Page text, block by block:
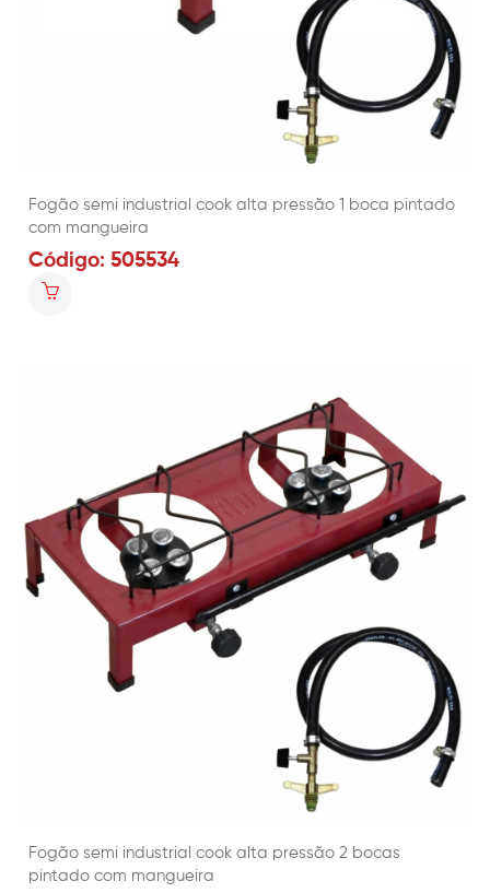
Fogão semi industrial cook alta pressão 1 boca pintado
com mangueira
Código: 505534
Fogão semi industrial cook alta pressão 2 bocas
pintado com mangueira